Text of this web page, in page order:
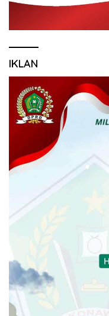
IKLAN